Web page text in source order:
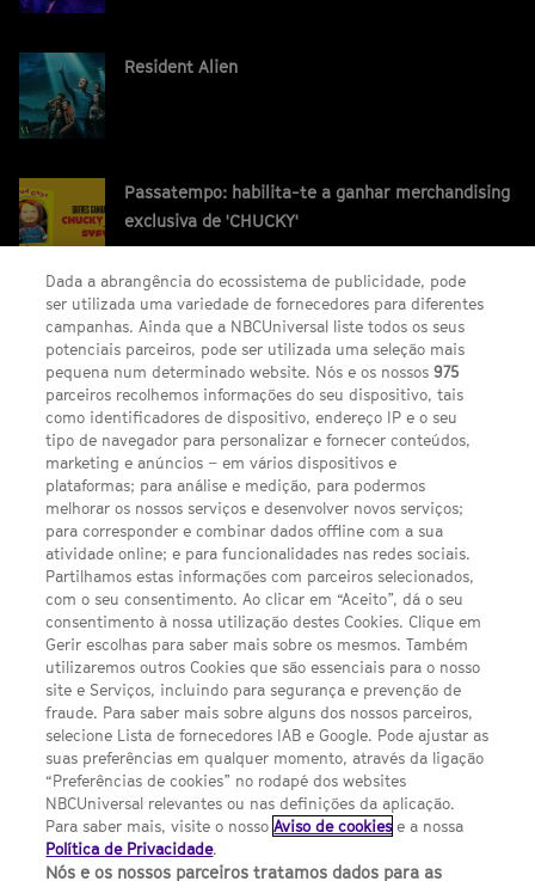
Resident Alien
Passatempo: habilita-te a ganhar merchandising
exclusiva de 'CHUCKY'
SEGUE-NOS
FACEBOOK
TWITTER
YOUTUBEINSTAGRAM
LINKS ÚTEIS
Escolhas de Anúncios
Política de privacidade
Termos E Condições
FILMES
UMA DIVISÃO DA NBCUNIVERSAL
Contact us by email: contact.SYFYPortugal@ncbuni.com
Dada a abrangência do ecossistema de publicidade, pode
ser utilizada uma variedade de fornecedores para diferentes
campanhas. Ainda que a NBCUniversal liste todos os seus
potenciais parceiros, pode ser utilizada uma seleção mais
pequena num determinado website. Nós e os nossos975
parceiros recolhemos informações do seu dispositivo, tais
como identificadores de dispositivo, endereço IP e o seu
tipo de navegador para personalizar e fornecer conteúdos,
marketing e anúncios – em vários dispositivos e
plataformas; para análise e medição, para podermos
melhorar os nossos serviços e desenvolver novos serviços;
para corresponder e combinar dados offline com a sua
atividade online; e para funcionalidades nas redes sociais.
Partilhamos estas informações com parceiros selecionados,
com o seu consentimento. Ao clicar em “Aceito”, dá o seu
consentimento à nossa utilização destes Cookies. Clique em
Gerir escolhas para saber mais sobre os mesmos. Também
utilizaremos outros Cookies que são essenciais para o nosso
site e Serviços, incluindo para segurança e prevenção de
fraude. Para saber mais sobre alguns dos nossos parceiros,
selecione Lista de fornecedores IAB e Google. Pode ajustar as
suas preferências em qualquer momento, através da ligação
“Preferências de cookies” no rodapé dos websites
NBCUniversal relevantes ou nas definições da aplicação.
Para saber mais, visite o nossoAviso de cookies e a nossa
Política de Privacidade.
Nós e os nossos parceiros tratamos dados para as